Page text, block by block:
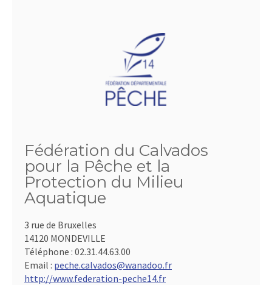
Fédération du Calvados
pour la Pêche et la
Protection du Milieu
Aquatique
3 rue de Bruxelles
14120 MONDEVILLE
Téléphone : 02.31.44.63.00
Email : peche.calvados@wanadoo.fr
http://www.federation-peche14.fr